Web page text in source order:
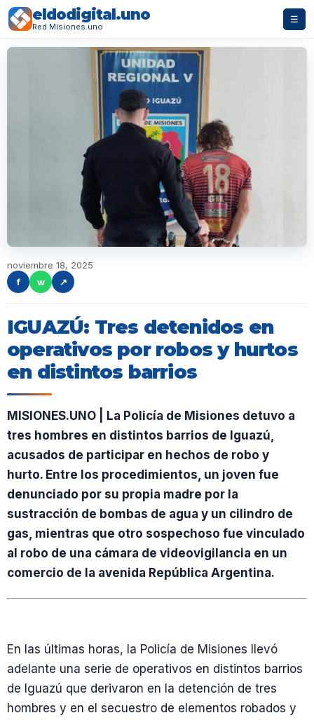
eldodigital.uno
Red Misiones.uno
☰
noviembre 18, 2025
f
w ↗
IGUAZÚ: Tres detenidos en
operativos por robos y hurtos
en distintos barrios
MISIONES.UNO | La Policía de Misiones detuvo a
tres hombres en distintos barrios de Iguazú,
acusados de participar en hechos de robo y
hurto. Entre los procedimientos, un joven fue
denunciado por su propia madre por la
sustracción de bombas de agua y un cilindro de
gas, mientras que otro sospechoso fue vinculado
al robo de una cámara de videovigilancia en un
comercio de la avenida República Argentina.
En las últimas horas, la Policía de Misiones llevó
adelante una serie de operativos en distintos barrios
de Iguazú que derivaron en la detención de tres
hombres y en el secuestro de elementos robados y